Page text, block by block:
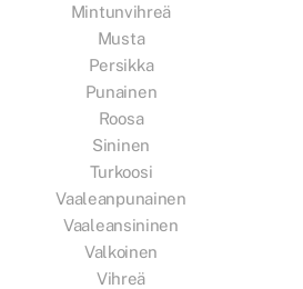
Mintunvihreä
Musta
Persikka
Punainen
Roosa
Sininen
Turkoosi
Vaaleanpunainen
Vaaleansininen
Valkoinen
Vihreä